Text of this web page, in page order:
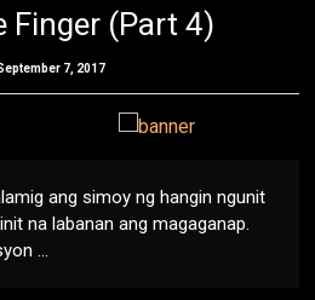
Finger (Part 4)
7, 2017
ang simoy ng hangin ngunit
na labanan ang magaganap.
...